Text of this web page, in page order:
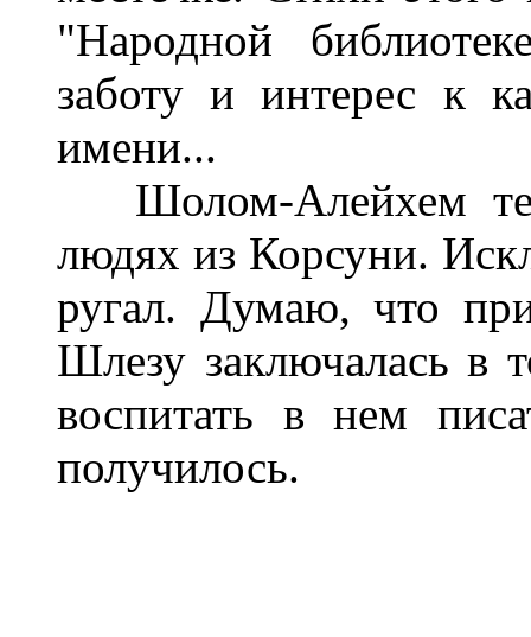
"Народной
заботу и интерес к
имени...
Шолом-Алейхем
людях из Корсуни.
ругал. Думаю, что
Шлезу заключалась в
воспитать в нем
получилось.